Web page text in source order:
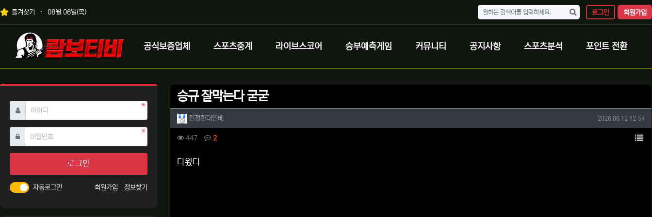
상단 네비
즐겨찾기 08월 06일(목) 로그인 회원가입
메인 메뉴
로고
공식보증업체 스포츠중계 라이브스코어 승부예측게임 커뮤니티 공지사항 스포츠분석 포인트 전환
승규 잘막는다 굳굳
작성자 정보
진정한대인배 작성일
2026.06.12 12:54
컨텐츠 정보
447조회 2댓글 목
본문
다왔다
아이디 필수
비밀번호필수
로그인
자동로그인 회원가입 정보찾기